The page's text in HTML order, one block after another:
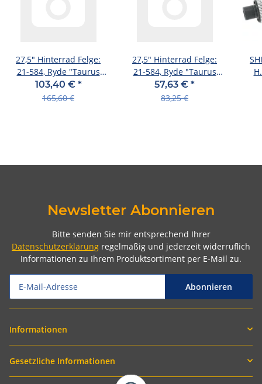
27,5" Hinterrad Felge:
21-584, Ryde "Taurus
21", D 27,5" Hinterra
103,40 € *
165,60 €
27,5" Hinterrad Felge:
21-584, Ryde "Taurus
21", D 27,5" Hinterra
57,63 € *
83,25 €
Newsletter Abonnieren
Bitte senden Sie mir entsprechend Ihrer
Datenschutzerklärung regelmäßig und jederzeit widerruflich
Informationen zu Ihrem Produktsortiment per E-Mail zu.
Abonnieren
Informationen
Gesetzliche Informationen